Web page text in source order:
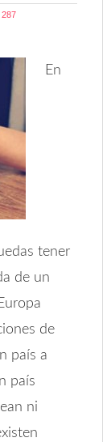
287
En
tener
de un
de
país a
país
ni